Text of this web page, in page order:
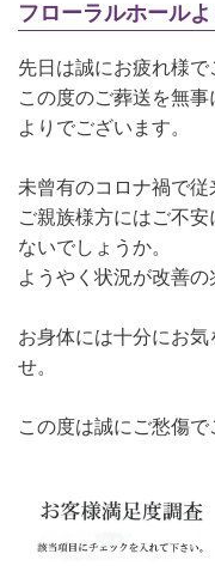
フローラルホールよ
先日は誠にお疲れ様で
この度のご葬送を無
よりでございます。
未曾有のコロナ禍で従
ご親族様方にはご不
ないでしょうか。
ようやく状況が改善の
お身体には十分にお
せ。
この度は誠にご愁傷で